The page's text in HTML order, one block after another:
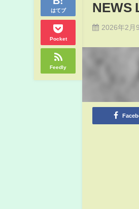
はてブ
Pocket
Feedly
NEWS
2026年2月